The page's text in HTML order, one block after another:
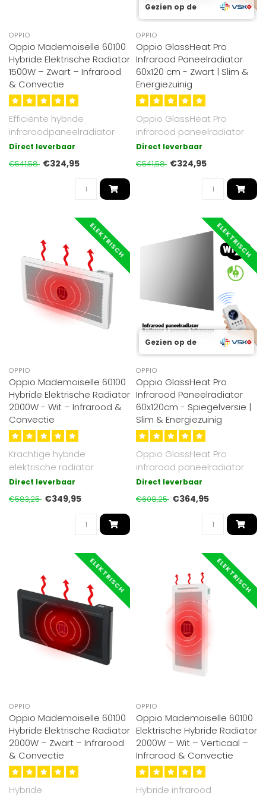
OPPIO
Oppio Mademoiselle 60100
Hybride Elektrische Radiator
1500W – Zwart – Infrarood
& Convectie
Efficiënte hybride
infraroodpaneelradiator
(1500W) in zwart,
combineert infraro..
Direct leverbaar
€541,58 €324,95
Gezien op de
OPPIO
Oppio GlassHeat Pro
Infrarood Paneelradiator
60x120 cm - Zwart | Slim &
Energiezuinig
Oppio GlassHeat Pro
infrarood paneelradiator
60x120 cm kleur Zwart.
700W, temper..
Direct leverbaar
€541,58 €324,95
ELEKTRISCH
OPPIO
Oppio Mademoiselle 60100
Hybride Elektrische Radiator
2000W - Wit – Infrarood &
Convectie
Krachtige hybride
elektrische radiator
(2000W) met infrarood- en
convectiewarmte..
Direct leverbaar
€583,25 €349,95
ELEKTRISCH
Gezien op de
OPPIO
Oppio GlassHeat Pro
Infrarood Paneelradiator
60x120cm - Spiegelversie |
Slim & Energiezuinig
Oppio GlassHeat Pro
infrarood paneelradiator
60x120cm met spiegel.
720W, tempera..
Direct leverbaar
€608,25 €364,95
ELEKTRISCH
OPPIO
Oppio Mademoiselle 60100
Hybride Elektrische Radiator
2000W – Zwart – Infrarood
& Convectie
Hybride
ELEKTRISCH
OPPIO
Oppio Mademoiselle 60100
Elektrische Hybride Radiator
2000W – Wit – Verticaal –
Infrarood & Convectie
Hybride infrarood